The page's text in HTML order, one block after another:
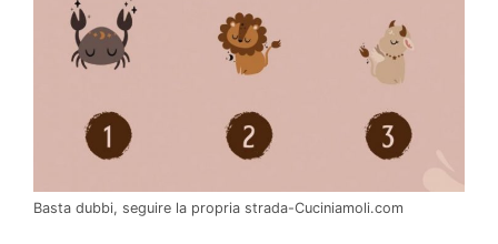
Basta dubbi, seguire la propria strada-Cuciniamoli.com